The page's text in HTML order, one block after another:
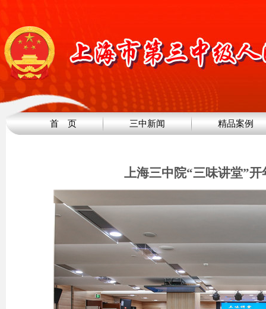
首 页 三中新闻 精品案例
上海三中院“三味讲堂”